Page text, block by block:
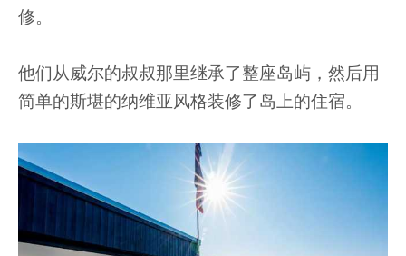
修。
他们从威尔的叔叔那里继承了整座岛屿，然后用
简单的斯堪的纳维亚风格装修了岛上的住宿。